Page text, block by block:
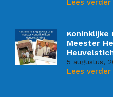
Lees verder
Koninklijke
Meester
5 augustus,
Lees verder